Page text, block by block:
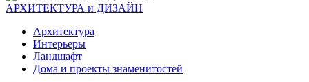
АРХИТЕКТУРА и ДИЗАЙН
Архитектура
Интерьеры
Ландшафт
Дома и проекты знаменитостей